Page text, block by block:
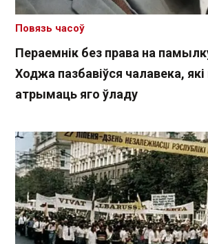
Пераемнік без права на
Ходжа пазбавіўся чалавека,
атрымаць яго ўладу
Повязь часоў